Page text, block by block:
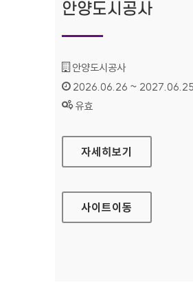
안양도시공사
기관명 :
안양도시공사
인증기간 :
2026.06.26 ~ 2027.06.25
상태 :
유효
안양도시공사
자세히보기
사이트이동